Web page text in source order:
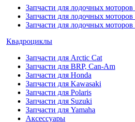
Запчасти для лодочных
Запчасти для лодочных моторов
Запчасти для лодочных моторов
Квадроциклы
Запчасти для Arctic Cat
Запчасти для BRP, Can-Am
Запчасти для Honda
Запчасти для Kawasaki
Запчасти для Polaris
Запчасти для Suzuki
Запчасти для Yamaha
Аксессуары